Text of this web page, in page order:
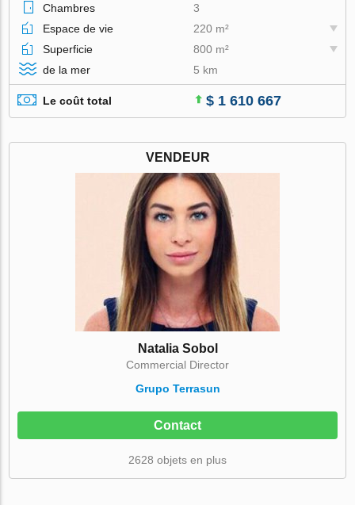
Chambres
3
Espace de vie
220 m²
Superficie
800 m²
de la mer
5 km
Le coût total $ 1 610 667
VENDEUR
Natalia Sobol
Commercial Director
Grupo Terrasun
Contact
2628 objets en plus